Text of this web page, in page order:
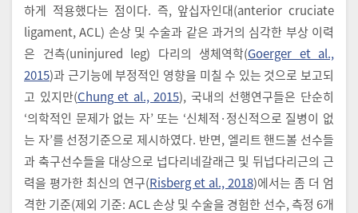
하게 적용했다는 점이다. 즉, 앞십자인대(anterior cruciate
ligament, ACL) 손상 및 수술과 같은 과거의 심각한 부상 이력
은 건측(uninjured leg) 다리의 생체역학(Goerger et al.,
2015)과 근기능에 부정적인 영향을 미칠 수 있는 것으로 보고되
고 있지만(Chung et al., 2015), 국내의 선행연구들은 단순히
‘의학적인 문제가 없는 자’ 또는 ‘신체적·정신적으로 질병이 없
는 자’를 선정기준으로 제시하였다. 반면, 엘리트 핸드볼 선수들
과 축구선수들을 대상으로 넙다리네갈래근 및 뒤넙다리근의 근
력을 평가한 최신의 연구(Risberg et al., 2018)에서는 좀 더 엄
격한 기준(제외 기준: ACL 손상 및 수술을 경험한 선수, 측정 6개